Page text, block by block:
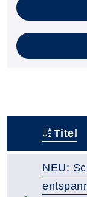
Titel
NEU: